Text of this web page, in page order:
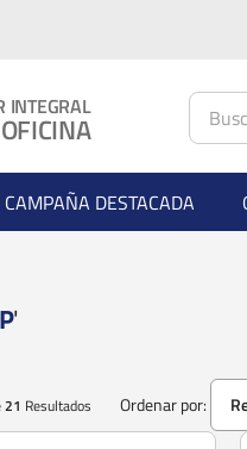
INTEGRAL
CAMPAÑA DESTACADA
'
21 Resultados Ordenar por: